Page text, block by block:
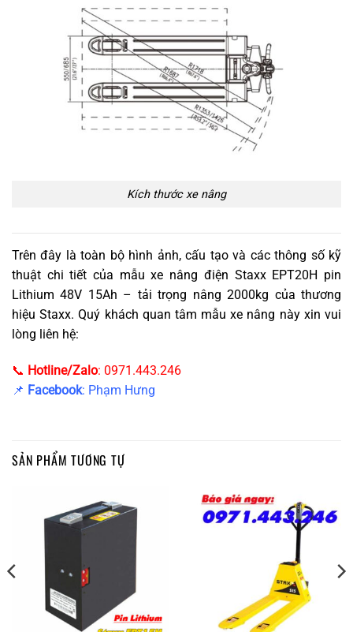
Kích thước xe nâng
Trên đây là toàn bộ hình ảnh, cấu tạo và các thông số kỹ
thuật chi tiết của mẫu xe nâng điện Staxx EPT20H pin
Lithium 48V 15Ah – tải trọng nâng 2000kg của thương
hiệu Staxx. Quý khách quan tâm mẫu xe nâng này xin vui
lòng liên hệ:
📞 Hotline/Zalo: 0971.443.246
📌 Facebook: Phạm Hưng
SẢN PHẨM TƯƠNG TỰ